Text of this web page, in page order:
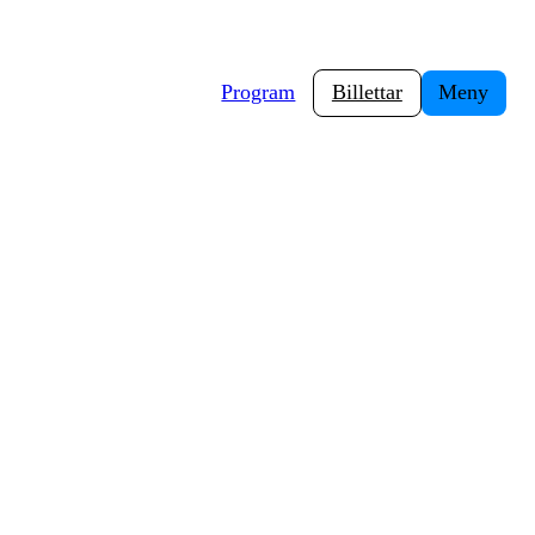
Program Billettar Meny